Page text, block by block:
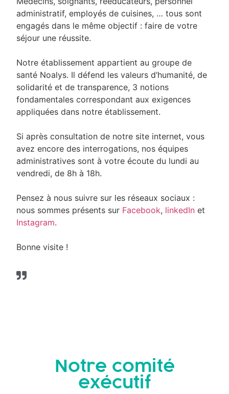
administratif, employés de cuisines, … tous sont
engagés dans le même objectif : faire de votre
séjour une réussite.
Notre établissement appartient au groupe de
santé Noalys. Il défend les valeurs d’humanité, de
solidarité et de transparence, 3 notions
fondamentales correspondant aux exigences
appliquées dans notre établissement.
Si après consultation de notre site internet, vous
avez encore des interrogations, nos équipes
administratives sont à votre écoute du lundi au
vendredi, de 8h à 18h.
Pensez à nous suivre sur les réseaux sociaux :
nous sommes présents sur Facebook, linkedIn et
Instagram.
Bonne visite !
Notre comité
exécutif